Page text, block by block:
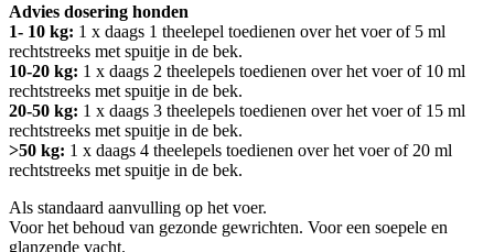
Advies dosering honden
1- 10 kg: 1 x daags 1 theelepel toedienen over het voer of 5 ml
rechtstreeks met spuitje in de bek.
10-20 kg: 1 x daags 2 theelepels toedienen over het voer of 10 ml
rechtstreeks met spuitje in de bek.
20-50 kg: 1 x daags 3 theelepels toedienen over het voer of 15 ml
rechtstreeks met spuitje in de bek.
>50 kg: 1 x daags 4 theelepels toedienen over het voer of 20 ml
rechtstreeks met spuitje in de bek.
Als standaard aanvulling op het voer.
Voor het behoud van gezonde gewrichten. Voor een soepele en
glanzende vacht.